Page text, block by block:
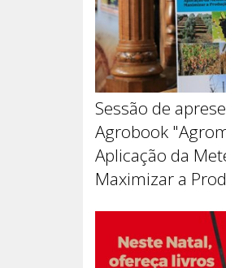
Sessão de
Agrobook
Aplicação da
Maximizar a